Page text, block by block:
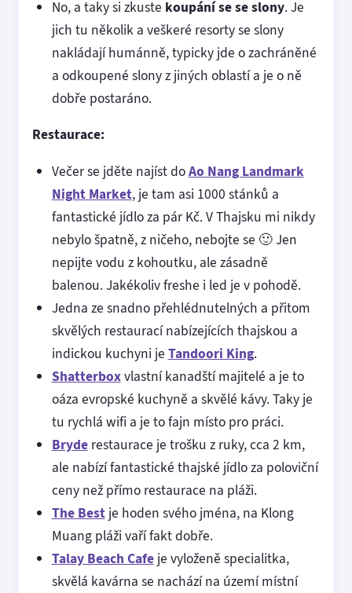
No, a taky si zkuste koupání se se slony. Je
jich tu několik a veškeré resorty se slony
nakládají humánně, typicky jde o zachráněné
a odkoupené slony z jiných oblastí a je o ně
dobře postaráno.
Restaurace:
Večer se jděte najíst doAo Nang Landmark
Night Market, je tam asi 1000 stánků a
fantastické jídlo za pár Kč. V Thajsku mi nikdy
nebylo špatně, z ničeho, nebojte se 🙂 Jen
nepijte vodu z kohoutku, ale zásadně
balenou. Jakékoliv freshe i led je v pohodě.
Jedna ze snadno přehlédnutelných a přitom
skvělých restaurací nabízejících thajskou a
indickou kuchyni je Tandoori King.
Shatterboxvlastní kanadští majitelé a je to
oáza evropské kuchyně a skvělé kávy. Taky je
tu rychlá wifi a je to fajn místo pro práci.
Bryderestaurace je trošku z ruky, cca 2 km,
ale nabízí fantastické thajské jídlo za poloviční
ceny než přímo restaurace na pláži.
The Bestje hoden svého jména, na Klong
Muang pláži vaří fakt dobře.
Talay Beach Cafeje vyloženě specialitka,
skvělá kavárna se nachází na území místní